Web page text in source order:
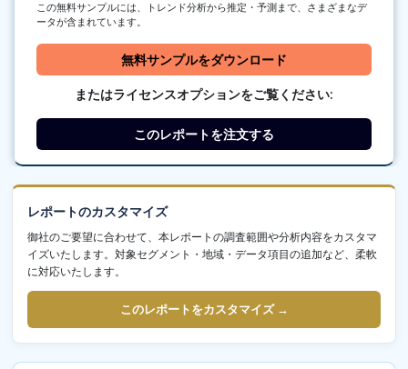
この無料サンプルには、トレンド分析から推定・予測まで、さまざまなデ
ータが含まれています。
無料サンプルをダウンロード
またはライセンスオプションをご覧ください:
このレポートを注文する
レポートのカスタマイズ
御社のご要望に合わせて、本レポートの調査範囲や分析内容をカスタマ
イズいたします。対象セグメント・地域・データ項目の追加など、柔軟
に対応いたします。
このレポートをカスタマイズ →